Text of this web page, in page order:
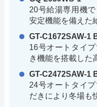
20号給湯専用機
安定機能を備えた
GT-C1672SAW-1
16号オートタイ
き機能を搭載した
GT-C2472SAW-1
24号オートタイ
だきにより冬場も